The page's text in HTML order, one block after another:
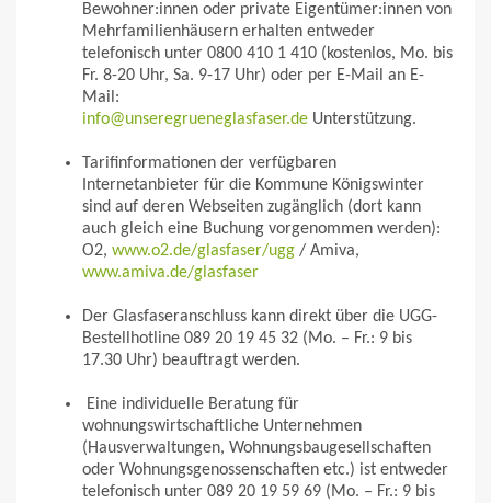
Bewohner:innen oder private Eigentümer:innen von
Mehrfamilienhäusern erhalten entweder
telefonisch unter 0800 410 1 410 (kostenlos, Mo. bis
Fr. 8-20 Uhr, Sa. 9-17 Uhr) oder per E-Mail an E-
Mail:
info@unseregrueneglasfaser.de Unterstützung.
Tarifinformationen der verfügbaren
Internetanbieter für die Kommune Königswinter
sind auf deren Webseiten zugänglich (dort kann
auch gleich eine Buchung vorgenommen werden):
O2, www.o2.de/glasfaser/ugg / Amiva,
www.amiva.de/glasfaser
Der Glasfaseranschluss kann direkt über die UGG-
Bestellhotline 089 20 19 45 32 (Mo. – Fr.: 9 bis
17.30 Uhr) beauftragt werden.
Eine individuelle Beratung für
wohnungswirtschaftliche Unternehmen
(Hausverwaltungen, Wohnungsbaugesellschaften
oder Wohnungsgenossenschaften etc.) ist entweder
telefonisch unter 089 20 19 59 69 (Mo. – Fr.: 9 bis